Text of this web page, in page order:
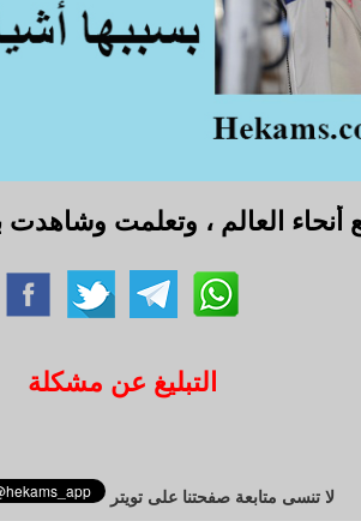
أنحاء العالم ، وتعلمت وشاهدت
التبليغ عن مشكلة
لا تنسى متابعة صفحتنا على تويتر